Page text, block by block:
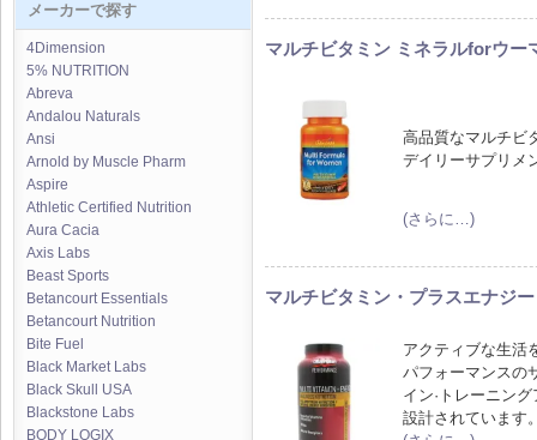
メーカーで探す
4Dimension
5% NUTRITION
Abreva
Andalou Naturals
Ansi
Arnold by Muscle Pharm
Aspire
Athletic Certified Nutrition
Aura Cacia
Axis Labs
Beast Sports
Betancourt Essentials
Betancourt Nutrition
Bite Fuel
Black Market Labs
Black Skull USA
Blackstone Labs
BODY LOGIX
マルチビタミン ミネラルforウー
高品質なマルチビ
デイリーサプリメ
(さらに…)
マルチビタミン・プラスエナジ
アクティブな生活
パフォーマンスの
イン·トレーニン
設計されています